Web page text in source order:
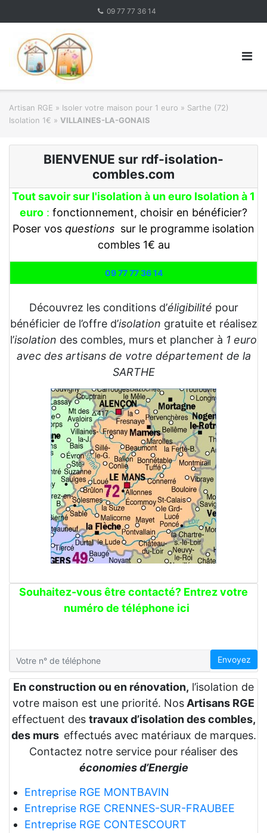
09 77 77 36 14
Artisan RGE » Isoler votre maison pour 1 euro » Sarthe (72)
Isolation 1€ » VILLAINES-LA-GONAIS
BIENVENUE sur rdf-isolation-
combles.com
Tout savoir sur l'isolation à un euro Isolation à 1
euro : fonctionnement, choisir en bénéficier?
Poser vos questions sur le programme isolation
combles 1€ au
09 77 77 36 14
Découvrez les conditions d’éligibilité pour
bénéficier de l’offre d’isolation gratuite et réalisez
l’isolation des combles, murs et plancher à 1 euro
avec des artisans de votre département de la
SARTHE
Souhaitez-vous être contacté? Entrez votre
numéro de téléphone ici
Envoyez
En construction ou en rénovation, l’isolation de
votre maison est une priorité. Nos Artisans RGE
effectuent des travaux d’isolation des combles,
des murs effectués avec matériaux de marques.
Contactez notre service pour réaliser des
économies d’Energie
Entreprise RGE MONTBAVIN
Entreprise RGE CRENNES-SUR-FRAUBEE
Entreprise RGE CONTESCOURT